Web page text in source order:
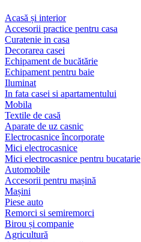
Acasă și interior
Accesorii practice pentru casa
Curatenie in casa
Decorarea casei
Echipament de bucătărie
Echipament pentru baie
Iluminat
In fata casei si apartamentului
Mobila
Textile de casă
Aparate de uz casnic
Electrocasnice încorporate
Mici electrocasnice
Mici electrocasnice pentru bucatarie
Automobile
Accesorii pentru mașină
Mașini
Piese auto
Remorci si semiremorci
Birou și companie
Agricultură